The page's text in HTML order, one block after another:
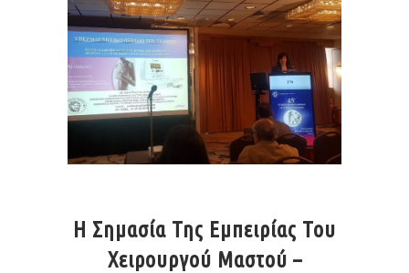
Η Σημασία Της Εμπειρίας Του
Χειρουργού Μαστού –